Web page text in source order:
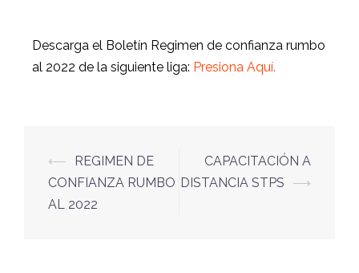
Descarga el Boletín Regimen de confianza rumbo
al 2022 de la siguiente liga: Presiona Aquí.
⟵
REGIMEN DE
CONFIANZA RUMBO
AL 2022
CAPACITACIÓN A
DISTANCIA STPS
⟶